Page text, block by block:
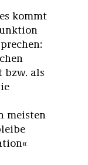
kommt
bzw. als
meisten